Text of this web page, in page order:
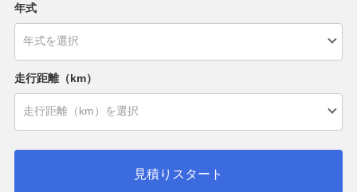
年式
走行距離（km）
見積りスタート